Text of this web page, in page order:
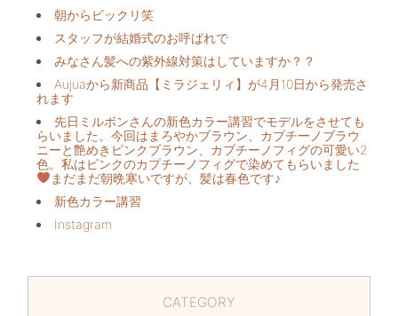
朝からビックリ️笑
スタッフが結婚式のお呼ばれで
みなさん髪への紫外線対策はしていますか？？
Aujuaから新商品【ミラジェリィ】が4月10日から発売さ
れます
先日ミルボンさんの新色カラー講習でモデルをさせても
らいました。今回はまろやかブラウン、カプチーノブラウ
ニーと艶めきピンクブラウン、カプチーノフィグの可愛い2
色。私はピンクのカプチーノフィグで染めてもらいました
まだまだ朝晩寒いですが、髪は春色です♪
新色カラー講習
Instagram
CATEGORY